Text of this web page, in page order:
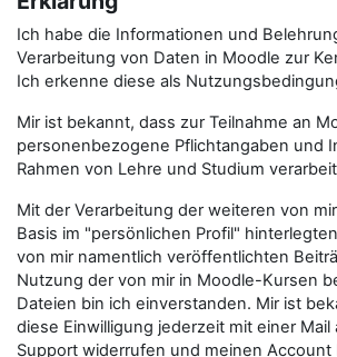
Ich habe die Informationen und
Verarbeitung von Daten in Moodle zur
Ich erkenne diese als
Mir ist bekannt, dass zur Teilnahme an
personenbezogene Pflichtangaben und
Rahmen von Lehre und Studium
Mit der Verarbeitung der weiteren von
Basis im "persönlichen Profil"
von mir namentlich veröffentlichten
Nutzung der von mir in Moodle-Kursen
Dateien bin ich einverstanden. Mir ist
diese Einwilligung jederzeit mit einer
Support widerrufen und meinen Account